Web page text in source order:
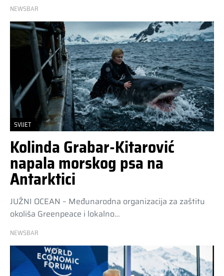
NEWSBAR
SVIJET
Kolinda Grabar-Kitarović
napala morskog psa na
Antarktici
JUŽNI OCEAN – Međunarodna organizacija za zaštitu
okoliša Greenpeace i lokalno…
NEWSBAR